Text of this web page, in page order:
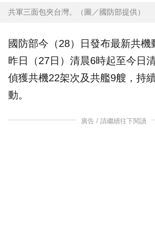
共軍三面包夾台灣。（圖／國防部提供）
國防部今（28）日發布最新共機
昨日（27日）清晨6時起至今日
偵獲共機22架次及共艦9艘，持
動。
廣告 / 請繼續往下閱讀